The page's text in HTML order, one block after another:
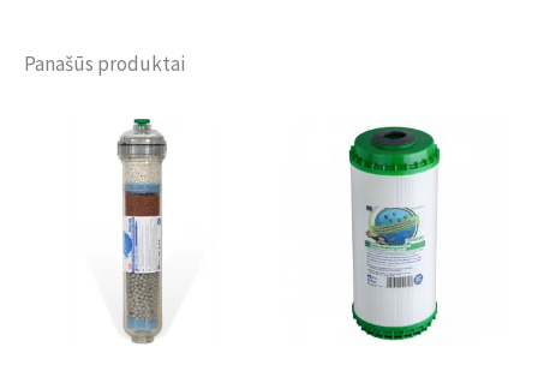
Panašūs produktai
range:
19,00 €
through
42,00 €